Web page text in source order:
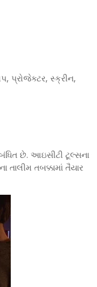
પ્રોજેક્ટર, સ્ક્રીન,
છે. આઇસીટી ટૂલ્સના
તાલીમ તબક્કામાં તૈયાર